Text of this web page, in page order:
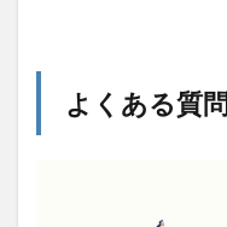
よくある質問